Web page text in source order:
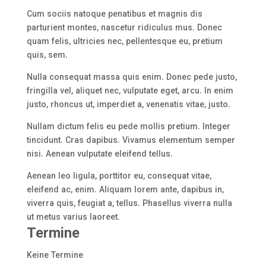
Cum sociis natoque penatibus et magnis dis
parturient montes, nascetur ridiculus mus. Donec
quam felis, ultricies nec, pellentesque eu, pretium
quis, sem.
Nulla consequat massa quis enim. Donec pede justo,
fringilla vel, aliquet nec, vulputate eget, arcu. In enim
justo, rhoncus ut, imperdiet a, venenatis vitae, justo.
Nullam dictum felis eu pede mollis pretium. Integer
tincidunt. Cras dapibus. Vivamus elementum semper
nisi. Aenean vulputate eleifend tellus.
Aenean leo ligula, porttitor eu, consequat vitae,
eleifend ac, enim. Aliquam lorem ante, dapibus in,
viverra quis, feugiat a, tellus. Phasellus viverra nulla
ut metus varius laoreet.
Termine
Keine Termine